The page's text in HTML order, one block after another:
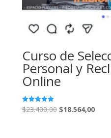
Curso de
Personal y
Online
Valorado
con
$23.400,00 El
$18.564,00El